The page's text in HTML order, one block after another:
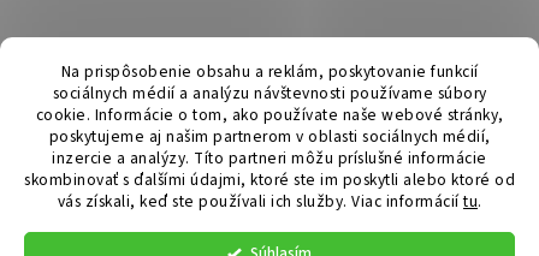
Na prispôsobenie obsahu a reklám, poskytovanie funkcií
sociálnych médií a analýzu návštevnosti používame súbory
cookie. Informácie o tom, ako používate naše webové stránky,
poskytujeme aj našim partnerom v oblasti sociálnych médií,
inzercie a analýzy. Títo partneri môžu príslušné informácie
skombinovať s ďalšími údajmi, ktoré ste im poskytli alebo ktoré od
vás získali, keď ste používali ich služby. Viac informáciítu.
á
Hurmikaki.com
Vytvoril Shoptet